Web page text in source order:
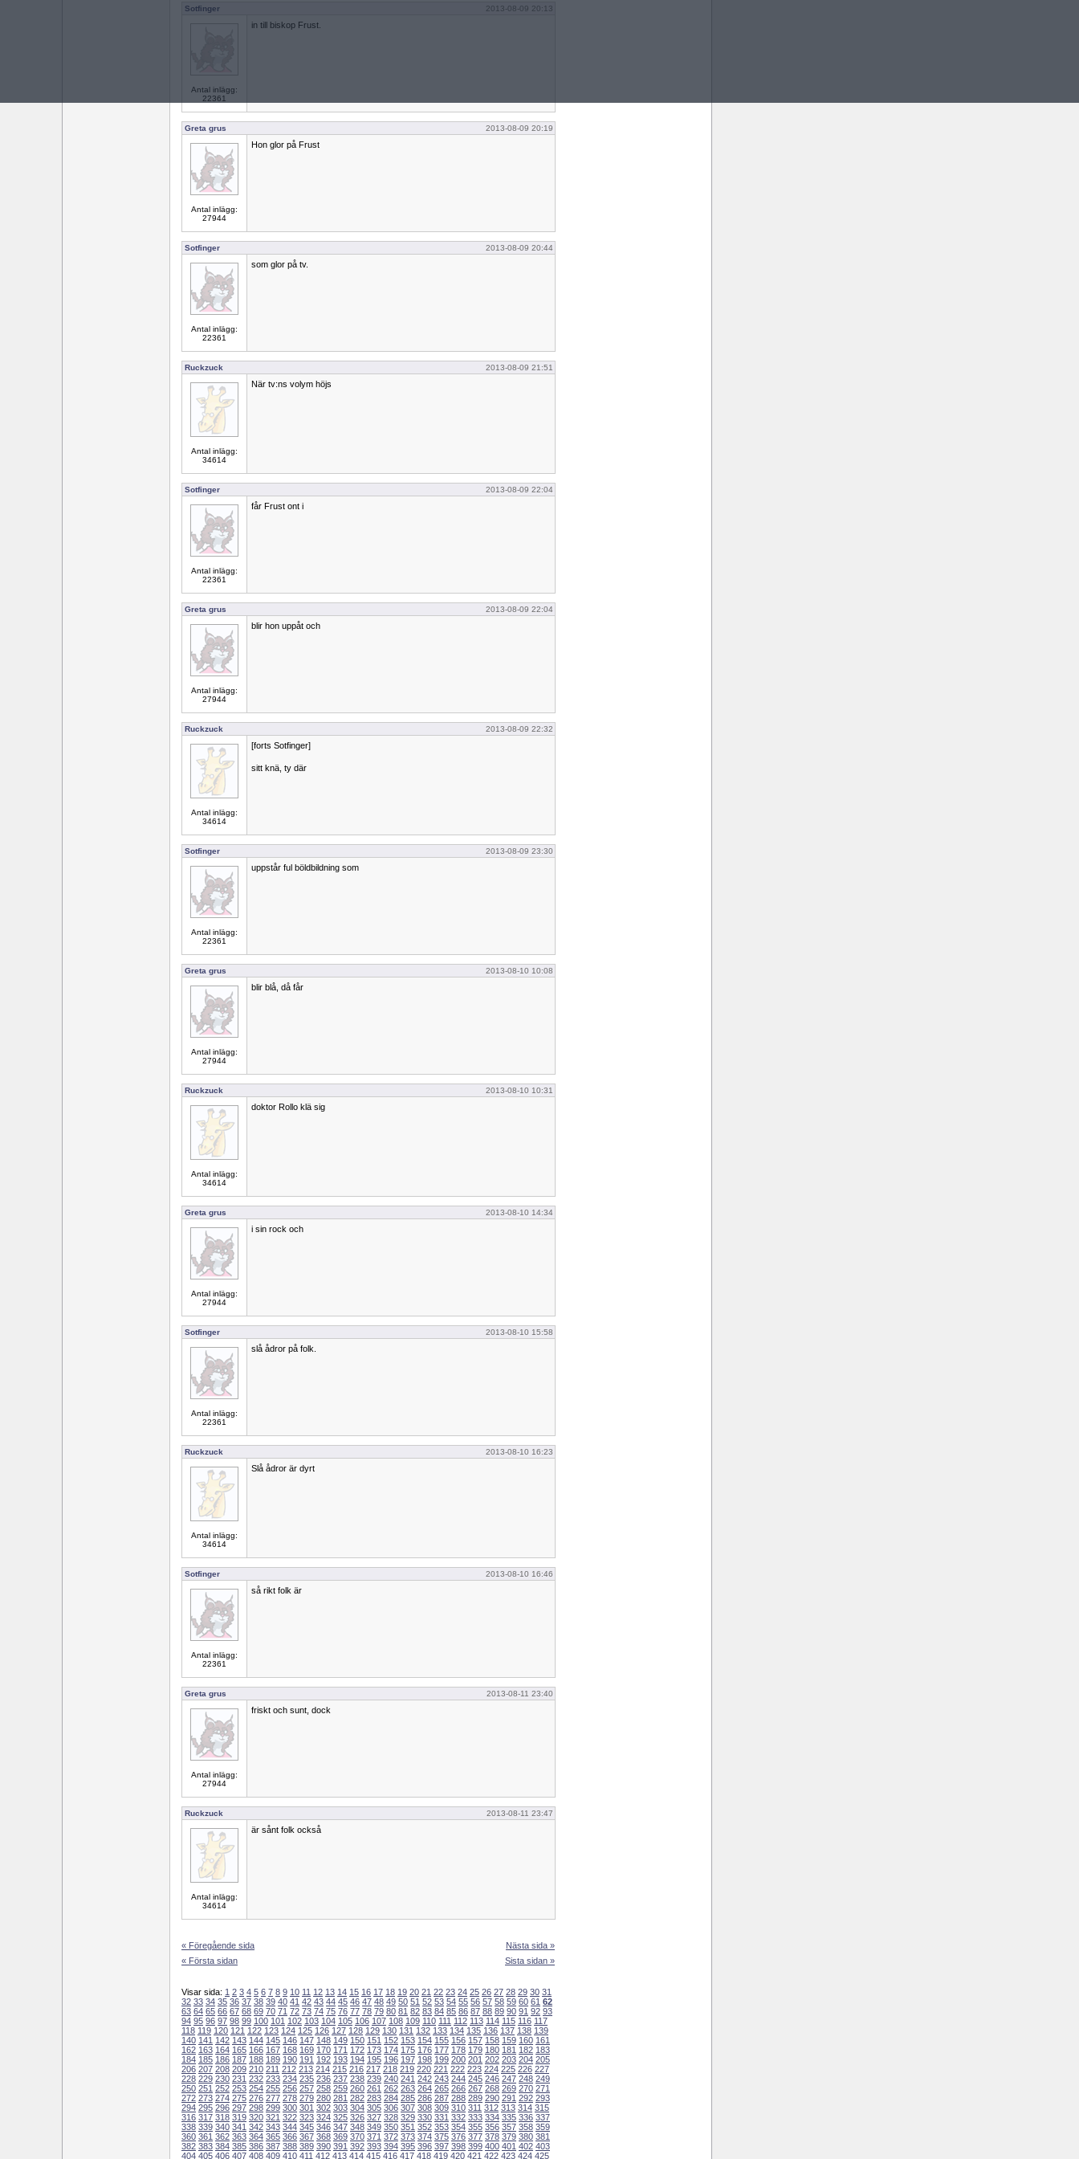
Sotfinger 2013-08-09 20:13
Antal inlägg:
22361
in till biskop Frust.
Greta grus 2013-08-09 20:19
Antal inlägg:
27944
Hon glor på Frust
Sotfinger 2013-08-09 20:44
Antal inlägg:
22361
som glor på tv.
Ruckzuck 2013-08-09 21:51
Antal inlägg:
34614
När tv:ns volym höjs
Sotfinger 2013-08-09 22:04
Antal inlägg:
22361
får Frust ont i
Greta grus 2013-08-09 22:04
Antal inlägg:
27944
blir hon uppåt och
Ruckzuck 2013-08-09 22:32
Antal inlägg:
34614
[forts Sotfinger]
sitt knä, ty där
Sotfinger 2013-08-09 23:30
Antal inlägg:
22361
uppstår ful böldbildning som
Greta grus 2013-08-10 10:08
Antal inlägg:
27944
blir blå, då får
Ruckzuck 2013-08-10 10:31
Antal inlägg:
34614
doktor Rollo klä sig
Greta grus 2013-08-10 14:34
Antal inlägg:
27944
i sin rock och
Sotfinger 2013-08-10 15:58
Antal inlägg:
22361
slå ådror på folk.
Ruckzuck 2013-08-10 16:23
Antal inlägg:
34614
Slå ådror är dyrt
Sotfinger 2013-08-10 16:46
Antal inlägg:
22361
så rikt folk är
Greta grus 2013-08-11 23:40
Antal inlägg:
27944
friskt och sunt, dock
Ruckzuck 2013-08-11 23:47
Antal inlägg:
34614
är sånt folk också
« Föregående sida
« Första sidan
Nästa sida »
Sista sidan »
Visar sida: 1 2 3 4 5 6 7 8 9 10 11 12 13 14 15 16 17 18 19 20 21 22 23 24 25 26 27 28 29 30 31
32 33 34 35 36 37 38 39 40 41 42 43 44 45 46 47 48 49 50 51 52 53 54 55 56 57 58 59 60 61 62
63 64 65 66 67 68 69 70 71 72 73 74 75 76 77 78 79 80 81 82 83 84 85 86 87 88 89 90 91 92 93
94 95 96 97 98 99 100 101 102 103 104 105 106 107 108 109 110 111 112 113 114 115 116 117
118 119 120 121 122 123 124 125 126 127 128 129 130 131 132 133 134 135 136 137 138 139
140 141 142 143 144 145 146 147 148 149 150 151 152 153 154 155 156 157 158 159 160 161
162 163 164 165 166 167 168 169 170 171 172 173 174 175 176 177 178 179 180 181 182 183
184 185 186 187 188 189 190 191 192 193 194 195 196 197 198 199 200 201 202 203 204 205
206 207 208 209 210 211 212 213 214 215 216 217 218 219 220 221 222 223 224 225 226 227
228 229 230 231 232 233 234 235 236 237 238 239 240 241 242 243 244 245 246 247 248 249
250 251 252 253 254 255 256 257 258 259 260 261 262 263 264 265 266 267 268 269 270 271
272 273 274 275 276 277 278 279 280 281 282 283 284 285 286 287 288 289 290 291 292 293
294 295 296 297 298 299 300 301 302 303 304 305 306 307 308 309 310 311 312 313 314 315
316 317 318 319 320 321 322 323 324 325 326 327 328 329 330 331 332 333 334 335 336 337
338 339 340 341 342 343 344 345 346 347 348 349 350 351 352 353 354 355 356 357 358 359
360 361 362 363 364 365 366 367 368 369 370 371 372 373 374 375 376 377 378 379 380 381
382 383 384 385 386 387 388 389 390 391 392 393 394 395 396 397 398 399 400 401 402 403
404 405 406 407 408 409 410 411 412 413 414 415 416 417 418 419 420 421 422 423 424 425